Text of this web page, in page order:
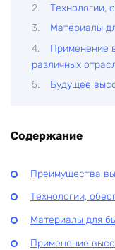
Технологии,
Материалы
Применение
различных
Будущее
Содержание
Преимущества
Технологии,
Материалы для
Применение